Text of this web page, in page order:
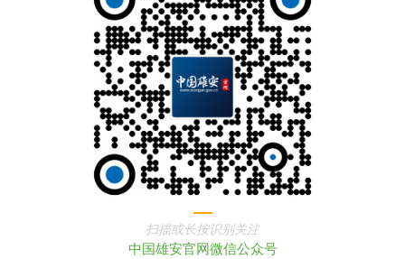
扫描或长按识别关注
中国雄安官网微信公众号